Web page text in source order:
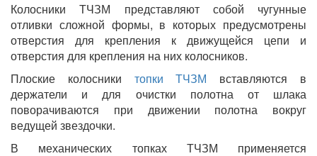
Колосники ТЧЗМ представляют собой чугунные
отливки сложной формы, в которых предусмотрены
отверстия для крепления к движущейся цепи и
отверстия для крепления на них колосников.
Плоские колосники топки ТЧЗМ вставляются в
держатели и для очистки полотна от шлака
поворачиваются при движении полотна вокруг
ведущей звездочки.
В механических топках ТЧЗМ применяется